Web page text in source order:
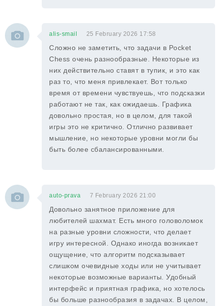
alis-smail 25 February 2026 17:58
Сложно не заметить, что задачи в Pocket
Chess очень разнообразные. Некоторые из
них действительно ставят в тупик, и это как
раз то, что меня привлекает. Вот только
время от времени чувствуешь, что подсказки
работают не так, как ожидаешь. Графика
довольно простая, но в целом, для такой
игры это не критично. Отлично развивает
мышление, но некоторые уровни могли бы
быть более сбалансированными.
auto-prava 7 February 2026 21:00
Довольно занятное приложение для
любителей шахмат. Есть много головоломок
на разные уровни сложности, что делает
игру интересной. Однако иногда возникает
ощущение, что алгоритм подсказывает
слишком очевидные ходы или не учитывает
некоторые возможные варианты. Удобный
интерфейс и приятная графика, но хотелось
бы больше разнообразия в задачах. В целом,